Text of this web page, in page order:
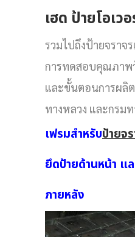
เฮด ป้ายโอเว
รวมไปถึงป้ายจราจ
การทดสอบคุณภาพ
และขั้นตอนการผลิ
ทางหลวง และกรม
เฟรมสำหรับป้ายจ
ยึดป้ายด้านหน้า แ
ภายหลัง